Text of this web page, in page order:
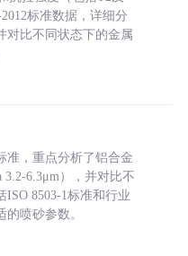
标准数据，详细分
对比不同状态下的金属
准，重点分析了铝合金
3.2-6.3μm），并对比不
ISO 8503-1标准和行业
喷砂参数。